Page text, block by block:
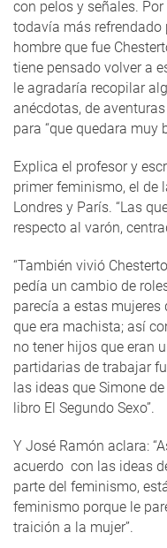
con pelos y señales.
todavía más refrendado
hombre que fue
tiene pensado volver a
le agradaría recopilar
anécdotas, de
para “que quedara muy
Explica el profesor y
primer feminismo, el de
Londres y París. “Las
respecto al varón,
“También vivió
pedía un cambio de
parecía a estas
que era machista; así
no tener hijos que eran
partidarias de trabajar
las ideas que Simone
libro El Segundo Sexo”.
Y José Ramón aclara:
acuerdo con las ideas
parte del feminismo,
feminismo porque le
traición a la mujer”.